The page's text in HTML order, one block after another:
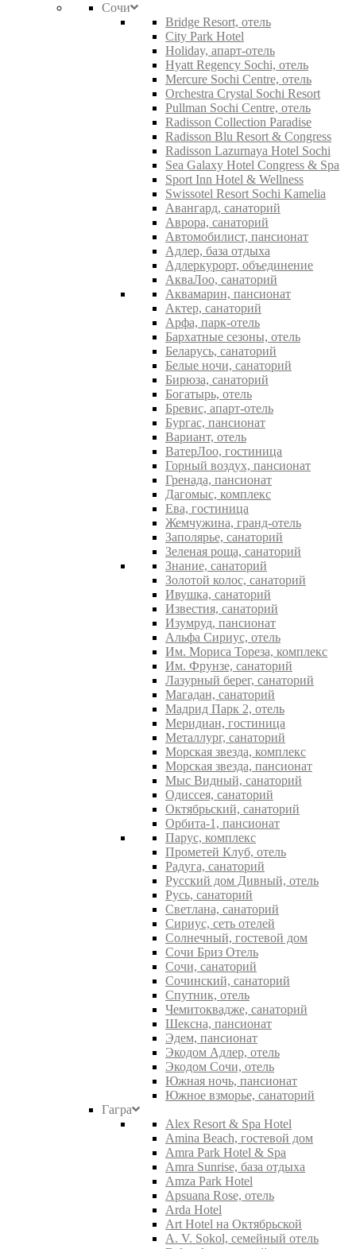
Сочи
Bridge Resort, отель
City Park Hotel
Holiday, апарт-отель
Hyatt Regency Sochi, отель
Mercure Sochi Centre, отель
Orchestra Crystal Sochi Resort
Pullman Sochi Centre, отель
Radisson Collection Paradise
Radisson Blu Resort & Congress
Radisson Lazurnaya Hotel Sochi
Sea Galaxy Hotel Congress & Spa
Sport Inn Hotel & Wellness
Swissotel Resort Sochi Kamelia
Авангард, санаторий
Аврора, санаторий
Автомобилист, пансионат
Адлер, база отдыха
Адлеркурорт, объединение
АкваЛоо, санаторий
Аквамарин, пансионат
Актер, санаторий
Арфа, парк-отель
Бархатные сезоны, отель
Беларусь, санаторий
Белые ночи, санаторий
Бирюза, санаторий
Богатырь, отель
Бревис, апарт-отель
Бургас, пансионат
Вариант, отель
ВатерЛоо, гостиница
Горный воздух, пансионат
Гренада, пансионат
Дагомыс, комплекс
Ева, гостиница
Жемчужина, гранд-отель
Заполярье, санаторий
Зеленая роща, санаторий
Знание, санаторий
Золотой колос, санаторий
Ивушка, санаторий
Известия, санаторий
Изумруд, пансионат
Альфа Сириус, отель
Им. Мориса Тореза, комплекс
Им. Фрунзе, санаторий
Лазурный берег, санаторий
Магадан, санаторий
Мадрид Парк 2, отель
Меридиан, гостиница
Металлург, санаторий
Морская звезда, комплекс
Морская звезда, пансионат
Мыс Видный, санаторий
Одиссея, санаторий
Октябрьский, санаторий
Орбита-1, пансионат
Парус, комплекс
Прометей Клуб, отель
Радуга, санаторий
Русский дом Дивный, отель
Русь, санаторий
Светлана, санаторий
Сириус, сеть отелей
Солнечный, гостевой дом
Сочи Бриз Отель
Сочи, санаторий
Сочинский, санаторий
Спутник, отель
Чемитоквадже, санаторий
Шексна, пансионат
Эдем, пансионат
Экодом Адлер, отель
Экодом Сочи, отель
Южная ночь, пансионат
Южное взморье, санаторий
Гагра
Alex Resort & Spa Hotel
Amina Beach, гостевой дом
Amra Park Hotel & Spa
Amra Sunrise, база отдыха
Amza Park Hotel
Apsuana Rose, отель
Arda Hotel
Art Hotel на Октябрьской
A. V. Sokol, семейный отель